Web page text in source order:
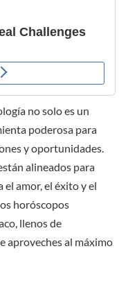
no solo es un
poderosa para
y oportunidades.
alineados para
amor, el éxito y el
horóscopos
llenos de
aproveches al máximo